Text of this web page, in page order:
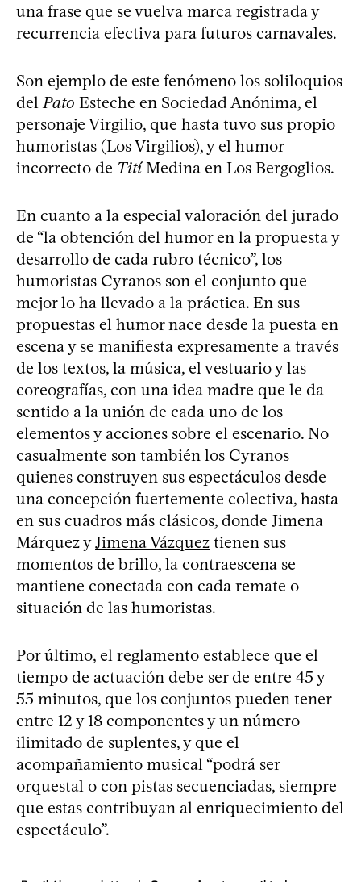
una frase que se vuelva marca registrada y
recurrencia efectiva para futuros carnavales.
Son ejemplo de este fenómeno los soliloquios
del Pato Esteche en Sociedad Anónima, el
personaje Virgilio, que hasta tuvo sus propio
humoristas (Los Virgilios), y el humor
incorrecto de TitíMedina en Los Bergoglios.
En cuanto a la especial valoración del jurado
de “la obtención del humor en la propuesta y
desarrollo de cada rubro técnico”, los
humoristas Cyranos son el conjunto que
mejor lo ha llevado a la práctica. En sus
propuestas el humor nace desde la puesta en
escena y se manifiesta expresamente a través
de los textos, la música, el vestuario y las
coreografías, con una idea madre que le da
sentido a la unión de cada uno de los
elementos y acciones sobre el escenario. No
casualmente son también los Cyranos
quienes construyen sus espectáculos desde
una concepción fuertemente colectiva, hasta
en sus cuadros más clásicos, donde Jimena
Márquez yJimena Vázquez tienen sus
momentos de brillo, la contraescena se
mantiene conectada con cada remate o
situación de las humoristas.
Por último, el reglamento establece que el
tiempo de actuación debe ser de entre 45 y
55 minutos, que los conjuntos pueden tener
entre 12 y 18 componentes y un número
ilimitado de suplentes, y que el
acompañamiento musical “podrá ser
orquestal o con pistas secuenciadas, siempre
que estas contribuyan al enriquecimiento del
espectáculo”.